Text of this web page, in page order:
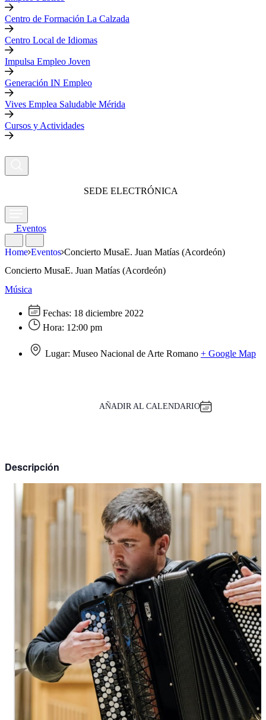
Centro de Formación La Calzada
Centro Local de Idiomas
Impulsa Empleo Joven
Generación IN Empleo
Vives Emplea Saludable Mérida
Cursos y Actividades
SEDE ELECTRÓNICA
Eventos
Home Eventos Concierto MusaE. Juan Matías (Acordeón)
Concierto MusaE. Juan Matías (Acordeón)
Música
Fechas: 18 diciembre 2022
Hora: 12:00 pm
Lugar: Museo Nacional de Arte Romano + Google Map
AÑADIR AL CALENDARIO
Descripción